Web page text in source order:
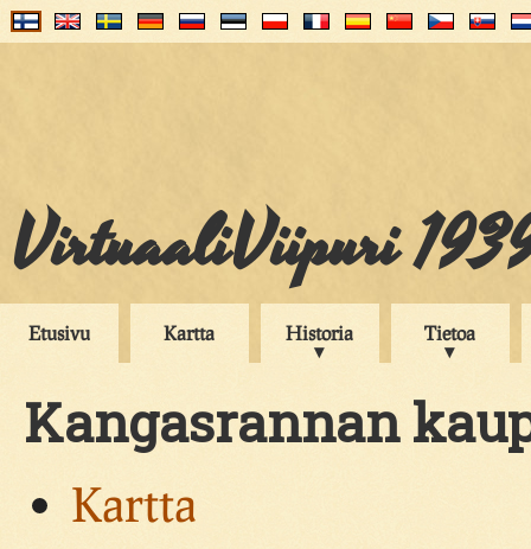
VirtuaaliViipuri
Etusivu Kartta Historia Tietoa
Kangasrannan
Kartta